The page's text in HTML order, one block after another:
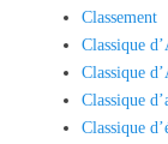
Classement
Classique
Classique
Classique
Classique